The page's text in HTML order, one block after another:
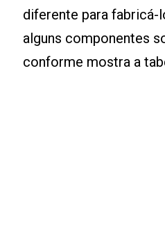
diferente para
alguns componentes
conforme mostra a